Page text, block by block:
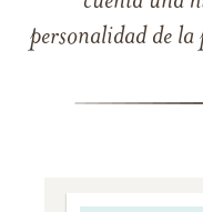
personalidad de la